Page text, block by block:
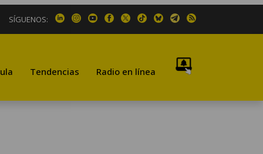
SÍGUENOS:
Tendencias Radio en línea